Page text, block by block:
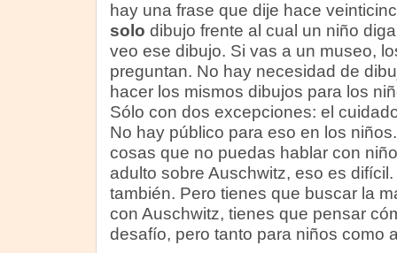
hay una frase que dije hace
solo dibujo frente al cual un niño
veo ese dibujo. Si vas a un museo,
preguntan. No hay necesidad de
hacer los mismos dibujos para los
Sólo con dos excepciones: el
No hay público para eso en los
cosas que no puedas hablar con
adulto sobre Auschwitz, eso es
también. Pero tienes que buscar la
con Auschwitz, tienes que pensar
desafío, pero tanto para niños como